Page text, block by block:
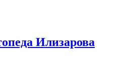
Илизарова